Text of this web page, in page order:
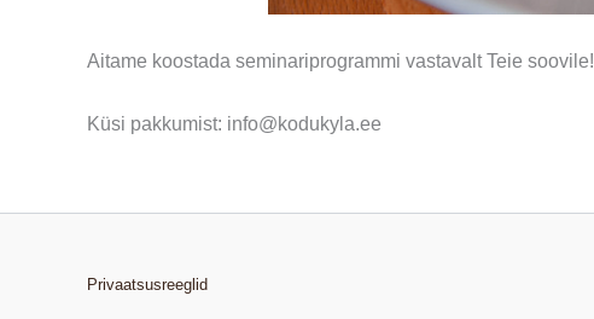
Aitame koostada seminariprogrammi vastavalt Teie soovile!
Küsi pakkumist: info@kodukyla.ee
Privaatsusreeglid